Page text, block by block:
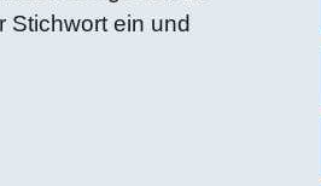
Stichwort ein und